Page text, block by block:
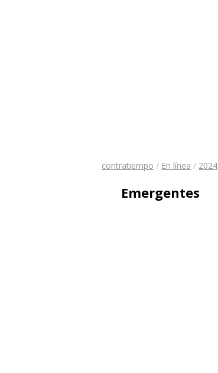
contratiempo / En línea / 2024
Emergentes